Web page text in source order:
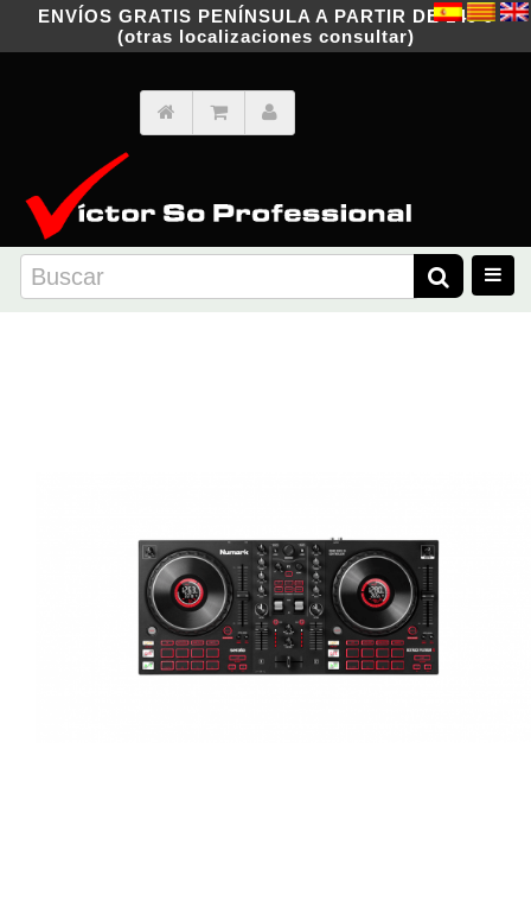
ENVÍOS GRATIS PENÍNSULA A PARTIR DE 149 €
(otras localizaciones consultar)